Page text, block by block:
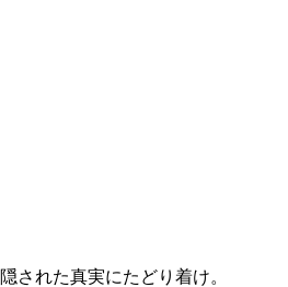
された真実にたどり着け。